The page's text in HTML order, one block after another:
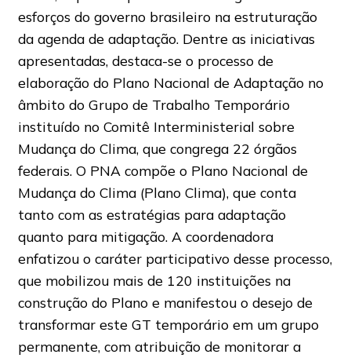
esforços do governo brasileiro na estruturação
da agenda de adaptação. Dentre as iniciativas
apresentadas, destaca-se o processo de
elaboração do Plano Nacional de Adaptação no
âmbito do Grupo de Trabalho Temporário
instituído no Comitê Interministerial sobre
Mudança do Clima, que congrega 22 órgãos
federais. O PNA compõe o Plano Nacional de
Mudança do Clima (Plano Clima), que conta
tanto com as estratégias para adaptação
quanto para mitigação. A coordenadora
enfatizou o caráter participativo desse processo,
que mobilizou mais de 120 instituições na
construção do Plano e manifestou o desejo de
transformar este GT temporário em um grupo
permanente, com atribuição de monitorar a